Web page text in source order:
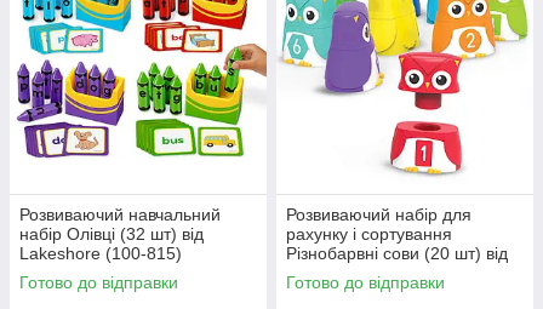
Розвиваючий навчальний
набір Олівці (32 шт) від
Lakeshore (100-815)
Готово до відправки
Розвиваючий набір для
рахунку і сортування
Різнобарвні сови (20 шт) від
Learning Resources (101-222)
Готово до відправки